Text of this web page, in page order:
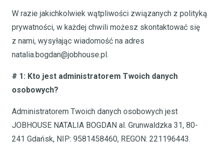
W razie jakichkolwiek wątpliwości związanych z polityką
prywatności, w każdej chwili możesz skontaktować się
z nami, wysyłając wiadomość na adres
natalia.bogdan@jobhouse.pl.
# 1: Kto jest administratorem Twoich danych
osobowych?
Administratorem Twoich danych osobowych jest
JOBHOUSE NATALIA BOGDAN al. Grunwaldzka 31, 80-
241 Gdańsk, NIP: 9581458460, REGON: 221196443.